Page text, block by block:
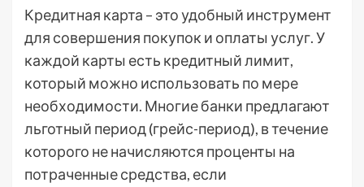
Кредитная карта – это удобный инструмент
для совершения покупок и оплаты услуг. У
каждой карты есть кредитный лимит,
который можно использовать по мере
необходимости. Многие банки предлагают
льготный период (грейс-период), в течение
которого не начисляются проценты на
потраченные средства, если